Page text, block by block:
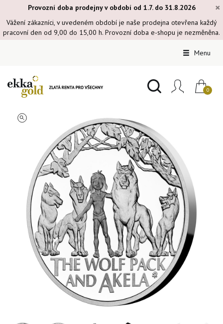
×
Provozní doba prodejny v období od 1.7. do 31.8.2026
Vážení zákazníci, v uvedeném období je naše prodejna otevřena každý
pracovní den od 9,00 do 15,00 h. Provozní doba e-shopu je nezměněna.
Menu